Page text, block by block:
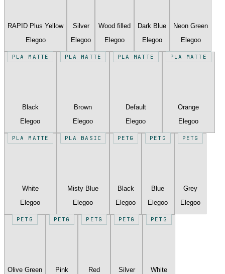
RAPID Plus Yellow
Elegoo
Silver
Elegoo
Wood filled
Elegoo
Dark Blue
Elegoo
Neon Green
Elegoo
PLA MATTE
Black
Elegoo
PLA MATTE
Brown
Elegoo
PLA MATTE
Default
Elegoo
PLA MATTE
Orange
Elegoo
PLA MATTE
White
Elegoo
PLA BASIC
Misty Blue
Elegoo
PETG
Black
Elegoo
PETG
Blue
Elegoo
PETG
Grey
Elegoo
PETG
Olive Green
PETG
Pink
PETG
Red
PETG
Silver
PETG
White